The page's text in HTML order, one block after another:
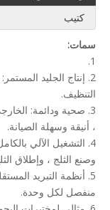
كتيب
سمات:
1.
التنظيف.
3. صحية ودائمة:
، أنيقة وسهلة الصيانة.
4. التشغيل الآلي
وصنع الثلج ، وإطلاق
5. أنظمة التبريد
منفصل لكل وحدة.